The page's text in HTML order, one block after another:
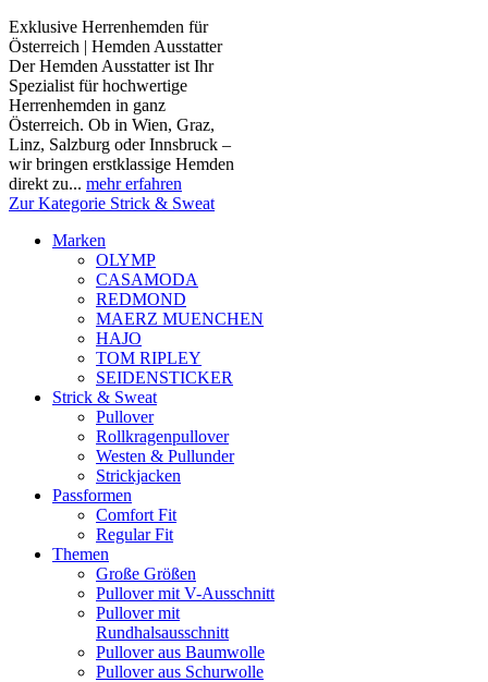
Exklusive Herrenhemden für
Österreich | Hemden Ausstatter
Der Hemden Ausstatter ist Ihr
Spezialist für hochwertige
Herrenhemden in ganz
Österreich. Ob in Wien, Graz,
Linz, Salzburg oder Innsbruck –
wir bringen erstklassige Hemden
direkt zu... mehr erfahren
Zur Kategorie Strick & Sweat
Marken
OLYMP
CASAMODA
REDMOND
MAERZ MUENCHEN
HAJO
TOM RIPLEY
SEIDENSTICKER
Strick & Sweat
Pullover
Rollkragenpullover
Westen & Pullunder
Strickjacken
Passformen
Comfort Fit
Regular Fit
Themen
Große Größen
Pullover mit V-Ausschnitt
Pullover mit
Rundhalsausschnitt
Pullover aus Baumwolle
Pullover aus Schurwolle